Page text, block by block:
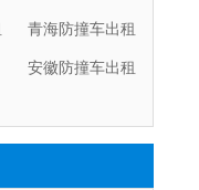
青海防撞车出租
安徽防撞车出租